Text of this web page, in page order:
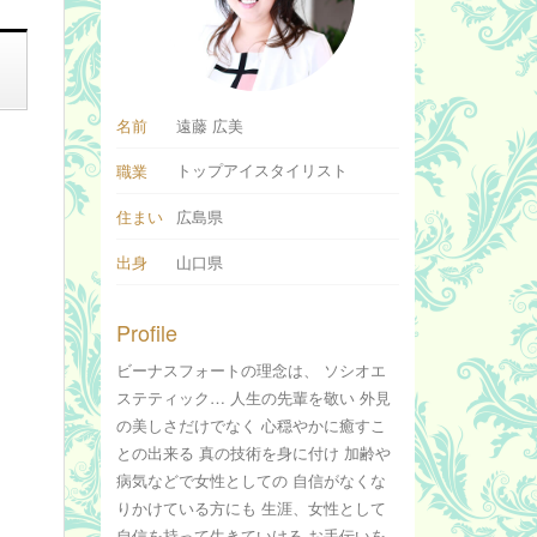
名前
遠藤 広美
職業
トップアイスタイリスト
住まい
広島県
出身
山口県
Profile
ビーナスフォートの理念は、 ソシオエ
ステティック… 人生の先輩を敬い 外見
の美しさだけでなく 心穏やかに癒すこ
との出来る 真の技術を身に付け 加齢や
病気などで女性としての 自信がなくな
りかけている方にも 生涯、女性として